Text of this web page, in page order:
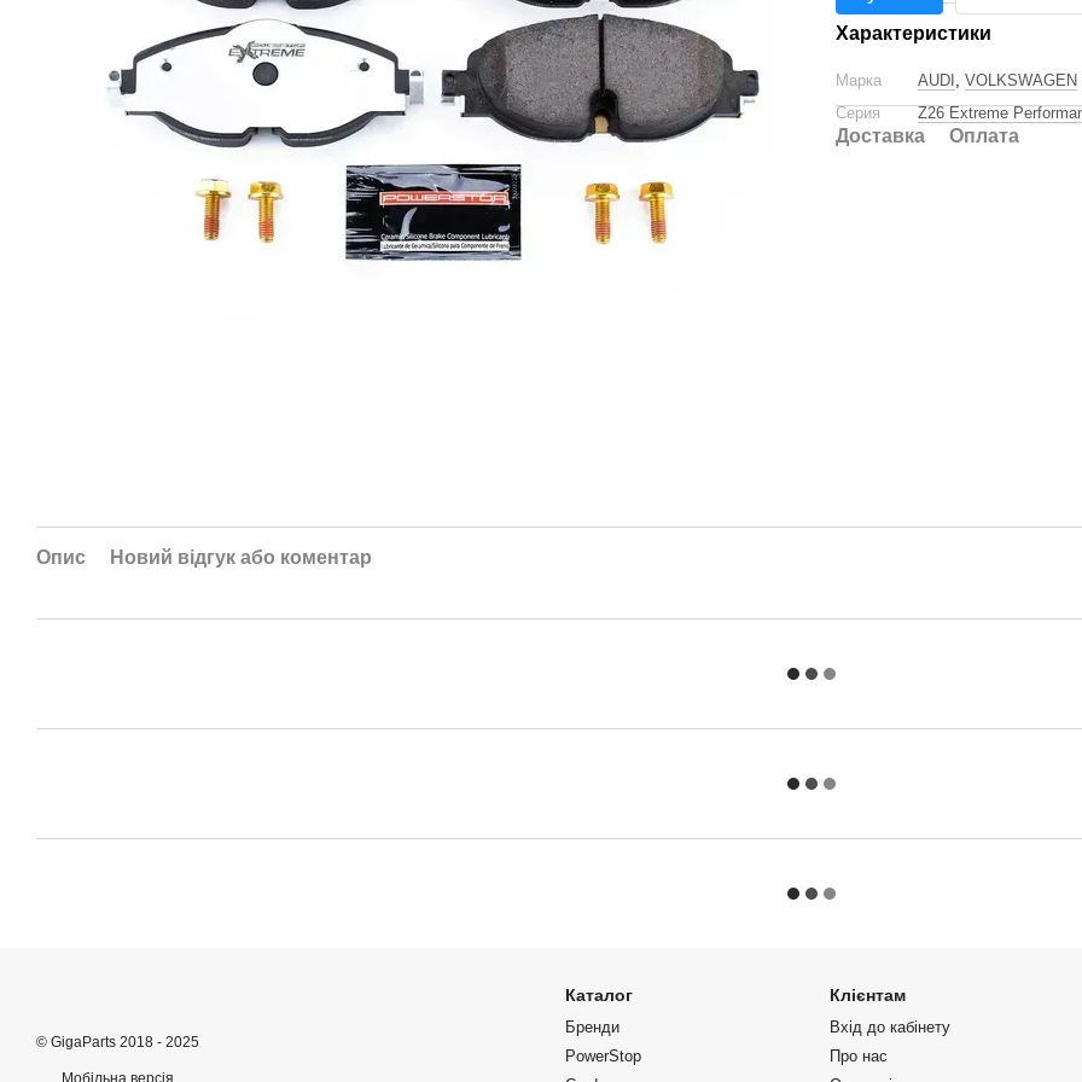
Характеристики
Марка AUDI , VOLKSWAGEN
Серия
Z26 Extreme
Доставка Оплата
Опис Новий відгук або коментар
© GigaParts 2018 - 2025
Мобільна версія
Каталог
Бренди
PowerStop
Клієнтам
Вхід до кабінету
Про нас